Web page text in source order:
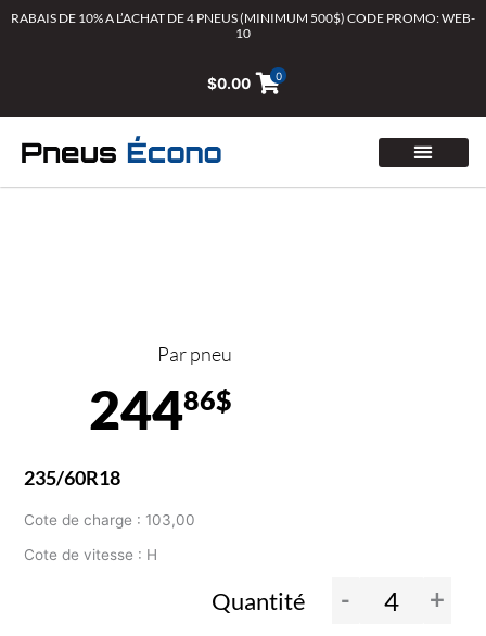
AllerRABAIS DE 10% A L’ACHAT DE 4 PNEUS (MINIMUM 500$) CODE PROMO: WEB-
10
$0.00 0
Par pneu
24486$
235/60R18
Cote de charge : 103,00
Cote de vitesse : H
Quantité - +